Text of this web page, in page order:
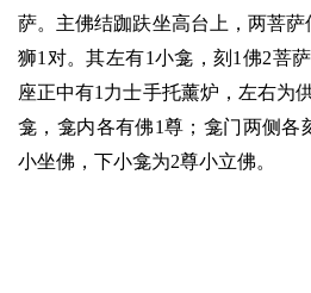
萨。主佛结跏趺坐高台上，两菩
狮1对。其左有1小龛，刻1佛2菩
座正中有1力士手托薰炉，左右为
龛，龛内各有佛1尊；龛门两侧各
小坐佛，下小龛为2尊小立佛。